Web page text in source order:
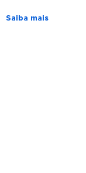
Saiba mais